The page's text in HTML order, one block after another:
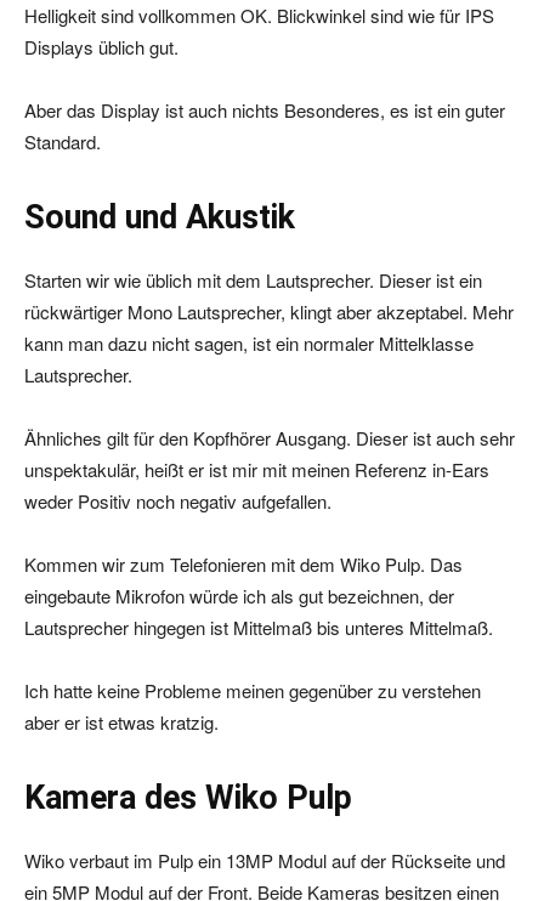
Helligkeit sind vollkommen OK. Blickwinkel sind wie für IPS
Displays üblich gut.
Aber das Display ist auch nichts Besonderes, es ist ein guter
Standard.
Sound und Akustik
Starten wir wie üblich mit dem Lautsprecher. Dieser ist ein
rückwärtiger Mono Lautsprecher, klingt aber akzeptabel. Mehr
kann man dazu nicht sagen, ist ein normaler Mittelklasse
Lautsprecher.
Ähnliches gilt für den Kopfhörer Ausgang. Dieser ist auch sehr
unspektakulär, heißt er ist mir mit meinen Referenz in-Ears
weder Positiv noch negativ aufgefallen.
Kommen wir zum Telefonieren mit dem Wiko Pulp. Das
eingebaute Mikrofon würde ich als gut bezeichnen, der
Lautsprecher hingegen ist Mittelmaß bis unteres Mittelmaß.
Ich hatte keine Probleme meinen gegenüber zu verstehen
aber er ist etwas kratzig.
Kamera des Wiko Pulp
Wiko verbaut im Pulp ein 13MP Modul auf der Rückseite und
ein 5MP Modul auf der Front. Beide Kameras besitzen einen